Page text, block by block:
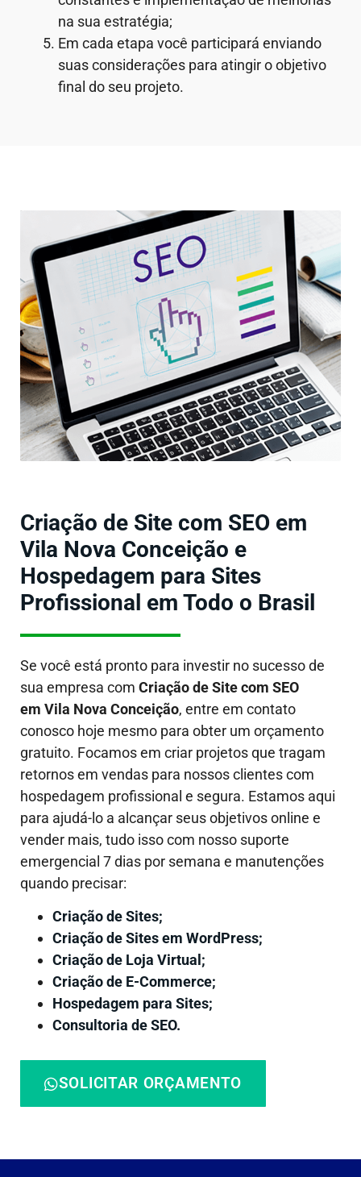
na sua estratégia;
Em cada etapa você participará enviando
suas considerações para atingir o objetivo
final do seu projeto.
Criação de Site com SEO em
Vila Nova Conceição e
Hospedagem para Sites
Profissional em Todo o Brasil
Se você está pronto para investir no sucesso de
sua empresa com Criação de Site com SEO
em Vila Nova Conceição, entre em contato
conosco hoje mesmo para obter um orçamento
gratuito. Focamos em criar projetos que tragam
retornos em vendas para nossos clientes com
hospedagem profissional e segura. Estamos aqui
para ajudá-lo a alcançar seus objetivos online e
vender mais, tudo isso com nosso suporte
emergencial 7 dias por semana e manutenções
quando precisar:
Criação de Sites;
Criação de Sites em WordPress;
Criação de Loja Virtual;
Criação de E-Commerce;
Hospedagem para Sites;
Consultoria de SEO.
SOLICITAR ORÇAMENTO